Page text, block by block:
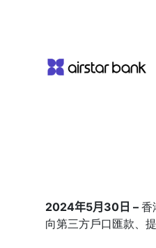
2024年5月30日 – 香
向第三方戶口匯款、